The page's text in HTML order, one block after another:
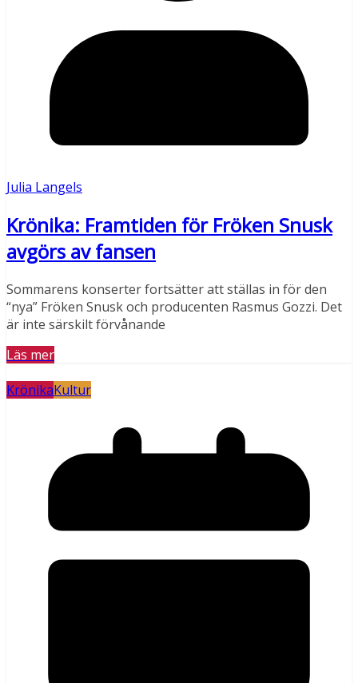
Julia Langels
Krönika: Framtiden för Fröken Snusk
avgörs av fansen
Sommarens konserter fortsätter att ställas in för den
“nya” Fröken Snusk och producenten Rasmus Gozzi. Det
är inte särskilt förvånande
Läs mer
KrönikaKultur